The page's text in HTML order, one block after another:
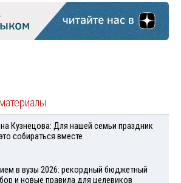
Кузнецова: Для нашей семьи праздник
собираться вместе
в вузы 2026: рекордный бюджетный
и новые правила для целевиков